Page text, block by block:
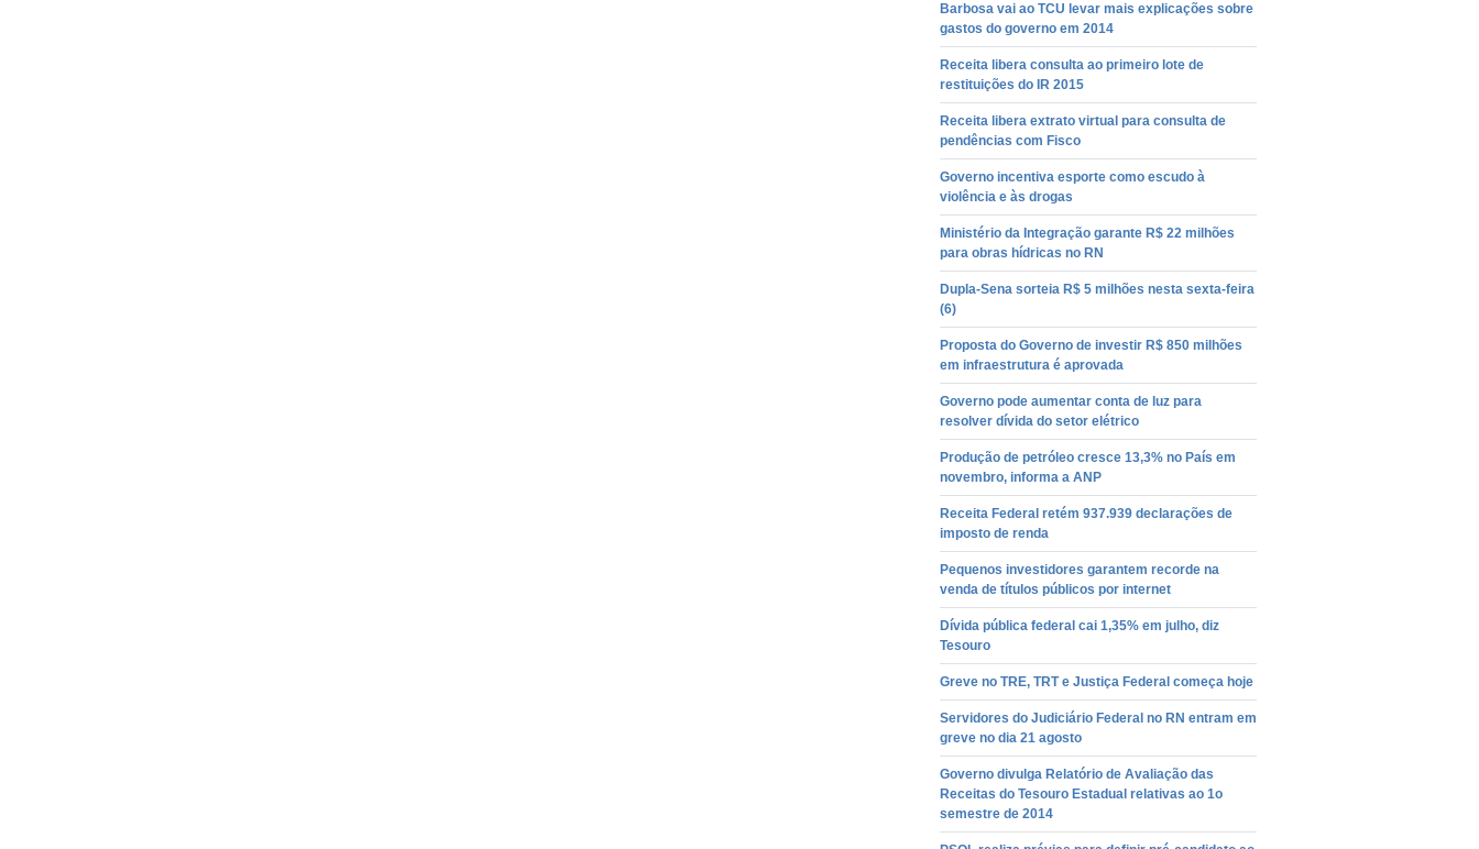
Barbosa vai ao TCU levar mais explicações sobre
gastos do governo em 2014
Receita libera consulta ao primeiro lote de
restituições do IR 2015
Receita libera extrato virtual para consulta de
pendências com Fisco
Governo incentiva esporte como escudo à
violência e às drogas
Ministério da Integração garante R$ 22 milhões
para obras hídricas no RN
Dupla-Sena sorteia R$ 5 milhões nesta sexta-feira
(6)
Proposta do Governo de investir R$ 850 milhões
em infraestrutura é aprovada
Governo pode aumentar conta de luz para
resolver dívida do setor elétrico
Produção de petróleo cresce 13,3% no País em
novembro, informa a ANP
Receita Federal retém 937.939 declarações de
imposto de renda
Pequenos investidores garantem recorde na
venda de títulos públicos por internet
Dívida pública federal cai 1,35% em julho, diz
Tesouro
Greve no TRE, TRT e Justiça Federal começa hoje
Servidores do Judiciário Federal no RN entram em
greve no dia 21 agosto
Governo divulga Relatório de Avaliação das
Receitas do Tesouro Estadual relativas ao 1o
semestre de 2014